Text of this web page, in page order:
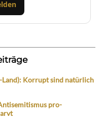
Korrupt sind natürlich
pro-